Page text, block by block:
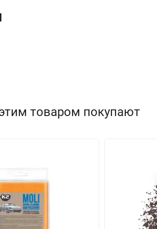
товаром покупают